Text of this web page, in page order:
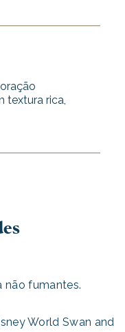
textura rica,
não fumantes.
World Swan and